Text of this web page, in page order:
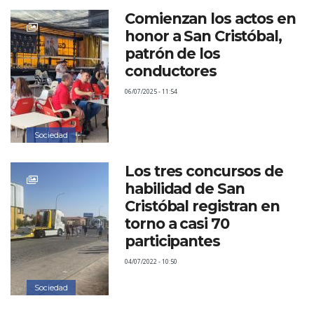
Sociedad
Comienzan los actos en
honor a San Cristóbal,
patrón de los
conductores
06/07/2025 - 11:54
Sociedad
Los tres concursos de
habilidad de San
Cristóbal registran en
torno a casi 70
participantes
04/07/2022 - 10:50